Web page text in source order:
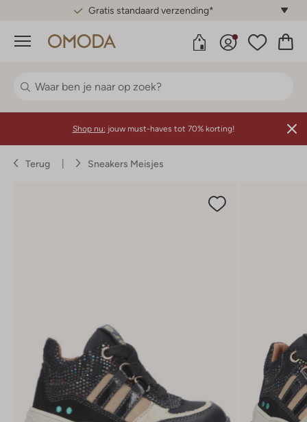
Gratis standaard verzending*
Menu
Shop nu: jouw must-haves tot 70% korting!
Terug Sneakers Meisjes